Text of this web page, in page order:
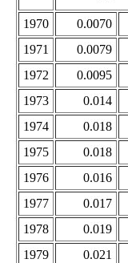
1970 0.0070
1971
0.0079
1972
0.0095
1973
0.014
1974
0.018
1975
0.018
1976
0.016
1977
0.017
1978
0.019
1979
0.021